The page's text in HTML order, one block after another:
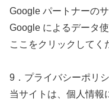
Google パートナーの
Google によるデータ
ここをクリックしてく
9．プライバシーポリ
当サイトは、個人情報